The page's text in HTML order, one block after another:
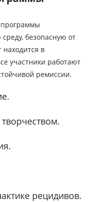
безопасную от
в
участники работают
ремиссии.
рецидивов.